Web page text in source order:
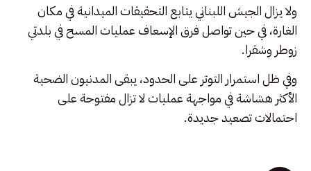
ولا يزال الجيش اللبناني يتابع التحقيقات الميدانية في مكان
الغارة، في حين تواصل فرق الإسعاف عمليات المسح في بلدتي
زوطر وشقرا.
وفي ظل استمرار التوتر على الحدود، يبقى المدنيون الضحية
الأكثر هشاشة في مواجهة عمليات لا تزال مفتوحة على
احتمالات تصعيد جديدة.